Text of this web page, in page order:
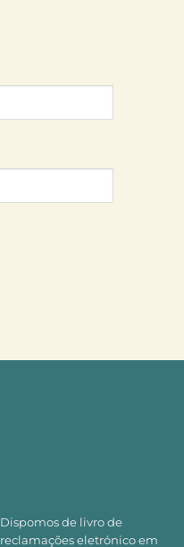
Dispomos de livro de
reclamações eletrónico em